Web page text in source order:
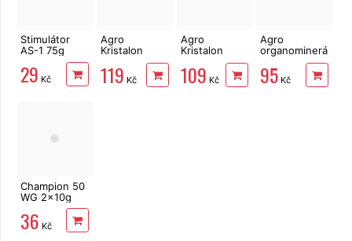
Stimulátor
AS-1 75g
29 Kč
Agro
Kristalon
GOLD 0,5 kg
119 Kč
Agro
Kristalon
zdravé rajče
a paprika 0,5
109 Kč
Agro
organominerální
borůvky a
brusinky 1kg
95 Kč
Champion 50
WG 2x10g
36 Kč